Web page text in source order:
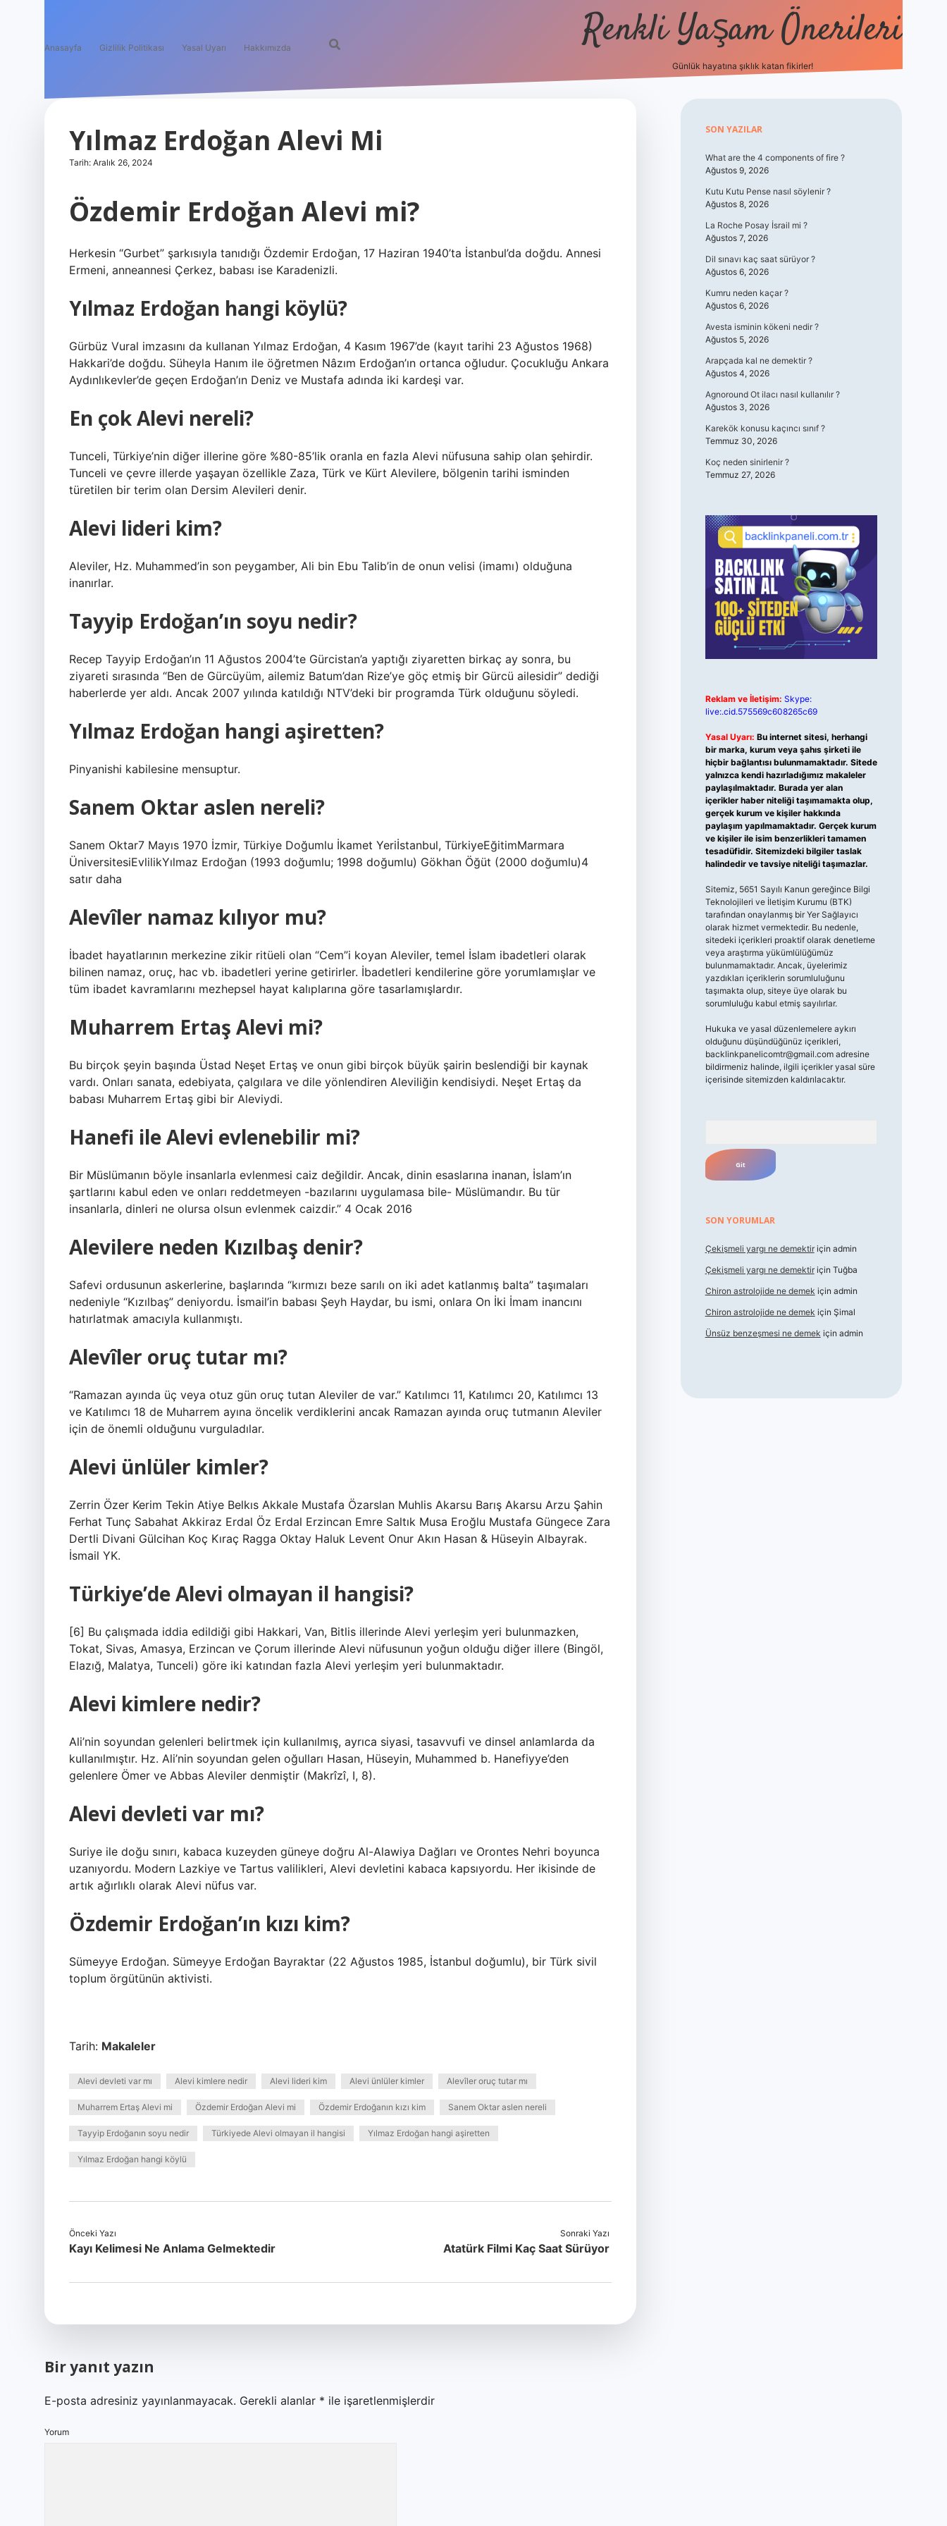
Anasayfa Gizlilik Politikası Yasal Uyarı Hakkımızda Renkli Yaşam Önerileri
Günlük hayatına şıklık katan fikirler!
Yılmaz Erdoğan Alevi Mi
Tarih: Aralık 26, 2024
Özdemir Erdoğan Alevi mi?
Herkesin “Gurbet” şarkısıyla tanıdığı Özdemir Erdoğan, 17 Haziran 1940’ta İstanbul’da doğdu. Annesi
Ermeni, anneannesi Çerkez, babası ise Karadenizli.
Yılmaz Erdoğan hangi köylü?
Gürbüz Vural imzasını da kullanan Yılmaz Erdoğan, 4 Kasım 1967’de (kayıt tarihi 23 Ağustos 1968)
Hakkari’de doğdu. Süheyla Hanım ile öğretmen Nâzım Erdoğan’ın ortanca oğludur. Çocukluğu Ankara
Aydınlıkevler’de geçen Erdoğan’ın Deniz ve Mustafa adında iki kardeşi var.
En çok Alevi nereli?
Tunceli, Türkiye’nin diğer illerine göre %80-85’lik oranla en fazla Alevi nüfusuna sahip olan şehirdir.
Tunceli ve çevre illerde yaşayan özellikle Zaza, Türk ve Kürt Alevilere, bölgenin tarihi isminden
türetilen bir terim olan Dersim Alevileri denir.
Alevi lideri kim?
Aleviler, Hz. Muhammed’in son peygamber, Ali bin Ebu Talib’in de onun velisi (imamı) olduğuna
inanırlar.
Tayyip Erdoğan’ın soyu nedir?
Recep Tayyip Erdoğan’ın 11 Ağustos 2004’te Gürcistan’a yaptığı ziyaretten birkaç ay sonra, bu
ziyareti sırasında “Ben de Gürcüyüm, ailemiz Batum’dan Rize’ye göç etmiş bir Gürcü ailesidir” dediği
haberlerde yer aldı. Ancak 2007 yılında katıldığı NTV’deki bir programda Türk olduğunu söyledi.
Yılmaz Erdoğan hangi aşiretten?
Pinyanishi kabilesine mensuptur.
Sanem Oktar aslen nereli?
Sanem Oktar7 Mayıs 1970 İzmir, Türkiye Doğumlu İkamet Yeriİstanbul, TürkiyeEğitimMarmara
ÜniversitesiEvlilikYılmaz Erdoğan (1993 doğumlu; 1998 doğumlu) Gökhan Öğüt (2000 doğumlu)4
satır daha
Alevîler namaz kılıyor mu?
İbadet hayatlarının merkezine zikir ritüeli olan “Cem”i koyan Aleviler, temel İslam ibadetleri olarak
bilinen namaz, oruç, hac vb. ibadetleri yerine getirirler. İbadetleri kendilerine göre yorumlamışlar ve
tüm ibadet kavramlarını mezhepsel hayat kalıplarına göre tasarlamışlardır.
Muharrem Ertaş Alevi mi?
Bu birçok şeyin başında Üstad Neşet Ertaş ve onun gibi birçok büyük şairin beslendiği bir kaynak
vardı. Onları sanata, edebiyata, çalgılara ve dile yönlendiren Aleviliğin kendisiydi. Neşet Ertaş da
babası Muharrem Ertaş gibi bir Aleviydi.
Hanefi ile Alevi evlenebilir mi?
Bir Müslümanın böyle insanlarla evlenmesi caiz değildir. Ancak, dinin esaslarına inanan, İslam’ın
şartlarını kabul eden ve onları reddetmeyen -bazılarını uygulamasa bile- Müslümandır. Bu tür
insanlarla, dinleri ne olursa olsun evlenmek caizdir.” 4 Ocak 2016
Alevilere neden Kızılbaş denir?
Safevi ordusunun askerlerine, başlarında “kırmızı beze sarılı on iki adet katlanmış balta” taşımaları
nedeniyle “Kızılbaş” deniyordu. İsmail’in babası Şeyh Haydar, bu ismi, onlara On İki İmam inancını
hatırlatmak amacıyla kullanmıştı.
Alevîler oruç tutar mı?
“Ramazan ayında üç veya otuz gün oruç tutan Aleviler de var.” Katılımcı 11, Katılımcı 20, Katılımcı 13
ve Katılımcı 18 de Muharrem ayına öncelik verdiklerini ancak Ramazan ayında oruç tutmanın Aleviler
için de önemli olduğunu vurguladılar.
Alevi ünlüler kimler?
Zerrin Özer Kerim Tekin Atiye Belkıs Akkale Mustafa Özarslan Muhlis Akarsu Barış Akarsu Arzu Şahin
Ferhat Tunç Sabahat Akkiraz Erdal Öz Erdal Erzincan Emre Saltık Musa Eroğlu Mustafa Güngece Zara
Dertli Divani Gülcihan Koç Kıraç Ragga Oktay Haluk Levent Onur Akın Hasan & Hüseyin Albayrak.
İsmail YK.
Türkiye’de Alevi olmayan il hangisi?
[6] Bu çalışmada iddia edildiği gibi Hakkari, Van, Bitlis illerinde Alevi yerleşim yeri bulunmazken,
Tokat, Sivas, Amasya, Erzincan ve Çorum illerinde Alevi nüfusunun yoğun olduğu diğer illere (Bingöl,
Elazığ, Malatya, Tunceli) göre iki katından fazla Alevi yerleşim yeri bulunmaktadır.
Alevi kimlere nedir?
Ali’nin soyundan gelenleri belirtmek için kullanılmış, ayrıca siyasi, tasavvufi ve dinsel anlamlarda da
kullanılmıştır. Hz. Ali’nin soyundan gelen oğulları Hasan, Hüseyin, Muhammed b. Hanefiyye’den
gelenlere Ömer ve Abbas Aleviler denmiştir (Makrîzî, I, 8).
Alevi devleti var mı?
Suriye ile doğu sınırı, kabaca kuzeyden güneye doğru Al-Alawiya Dağları ve Orontes Nehri boyunca
uzanıyordu. Modern Lazkiye ve Tartus valilikleri, Alevi devletini kabaca kapsıyordu. Her ikisinde de
artık ağırlıklı olarak Alevi nüfus var.
Özdemir Erdoğan’ın kızı kim?
Sümeyye Erdoğan. Sümeyye Erdoğan Bayraktar (22 Ağustos 1985, İstanbul doğumlu), bir Türk sivil
toplum örgütünün aktivisti.
Tarih: Makaleler
Alevi devleti var mı Alevi kimlere nedir Alevi lideri kim Alevi ünlüler kimler Alevîler oruç tutar mı
Muharrem Ertaş Alevi mi Özdemir Erdoğan Alevi mi Özdemir Erdoğanın kızı kim Sanem Oktar aslen nereli
Tayyip Erdoğanın soyu nedir Türkiyede Alevi olmayan il hangisi Yılmaz Erdoğan hangi aşiretten
Yılmaz Erdoğan hangi köylü
Önceki Yazı
Kayı Kelimesi Ne Anlama Gelmektedir
Sonraki Yazı
Atatürk Filmi Kaç Saat Sürüyor
Bir yanıt yazın
E-posta adresiniz yayınlanmayacak. Gerekli alanlar * ile işaretlenmişlerdir
Yorum
Sidebar
SON YAZILAR
What are the 4 components of fire ?
Ağustos 9, 2026
Kutu Kutu Pense nasıl söylenir ?
Ağustos 8, 2026
La Roche Posay İsrail mi ?
Ağustos 7, 2026
Dil sınavı kaç saat sürüyor ?
Ağustos 6, 2026
Kumru neden kaçar ?
Ağustos 6, 2026
Avesta isminin kökeni nedir ?
Ağustos 5, 2026
Arapçada kal ne demektir ?
Ağustos 4, 2026
Agnoround Ot ilacı nasıl kullanılır ?
Ağustos 3, 2026
Karekök konusu kaçıncı sınıf ?
Temmuz 30, 2026
Koç neden sinirlenir ?
Temmuz 27, 2026
Reklam ve İletişim: Skype:
live:.cid.575569c608265c69
Yasal Uyarı: Bu internet sitesi, herhangi
bir marka, kurum veya şahıs şirketi ile
hiçbir bağlantısı bulunmamaktadır. Sitede
yalnızca kendi hazırladığımız makaleler
paylaşılmaktadır. Burada yer alan
içerikler haber niteliği taşımamakta olup,
gerçek kurum ve kişiler hakkında
paylaşım yapılmamaktadır. Gerçek kurum
ve kişiler ile isim benzerlikleri tamamen
tesadüfidir. Sitemizdeki bilgiler taslak
halindedir ve tavsiye niteliği taşımazlar.
Sitemiz, 5651 Sayılı Kanun gereğince Bilgi
Teknolojileri ve İletişim Kurumu (BTK)
tarafından onaylanmış bir Yer Sağlayıcı
olarak hizmet vermektedir. Bu nedenle,
sitedeki içerikleri proaktif olarak denetleme
veya araştırma yükümlülüğümüz
bulunmamaktadır. Ancak, üyelerimiz
yazdıkları içeriklerin sorumluluğunu
taşımakta olup, siteye üye olarak bu
sorumluluğu kabul etmiş sayılırlar.
Hukuka ve yasal düzenlemelere aykırı
olduğunu düşündüğünüz içerikleri,
backlinkpanelicomtr@gmail.comadresine
bildirmeniz halinde, ilgili içerikler yasal süre
içerisinde sitemizden kaldırılacaktır.
SON YORUMLAR
Çekişmeli yargı ne demektiriçin admin
Çekişmeli yargı ne demektiriçin Tuğba
Chiron astrolojide ne demek için admin
Chiron astrolojide ne demek için Şimal
Ünsüz benzeşmesi ne demek için admin